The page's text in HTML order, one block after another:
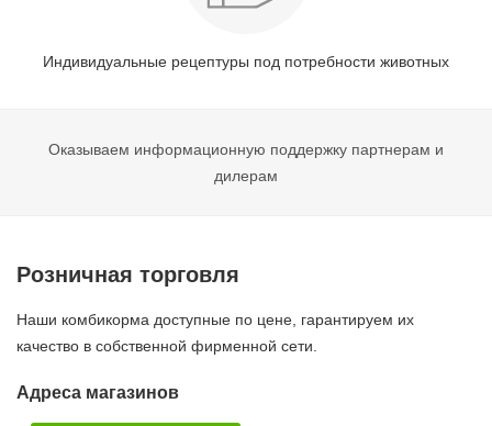
Индивидуальные рецептуры под потребности животных
Оказываем информационную поддержку партнерам и
дилерам
Розничная торговля
Наши комбикорма доступные по цене, гарантируем их
качество в собственной фирменной сети.
Адреса магазинов